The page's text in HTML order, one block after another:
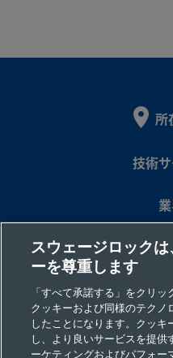
所
技術
コ
リ
会
スウェージロック
ーを尊重します
「すべて承諾する」をクリ
クッキーおよび同様のテク
したことになります。クッ
し、より良いサービスを提
ーケティングおよびパフォ